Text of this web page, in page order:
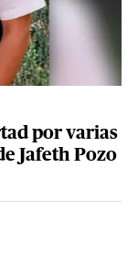
por varias
Jafeth Pozo